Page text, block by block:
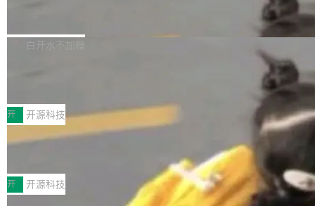
个主 agent 循环，外加一组后台 agent。这些后
库，并将作为transport接入Mooncake TENT。
MPComm将作为一种传输引擎接入Mooncake T
ENT，实现零拷贝传输性能提升30%、非零拷贝
传输性能最高提升5倍。UCL-MPComm底层基
于自研UCL-Engine通信引擎，后续腾讯网平将
持续开源更多基于UCL-Engine的高性能通信组
件。 腾讯网平团队在UCL-MPComm中实现了一
白开水不加糖
型案例入选名单》，深信服“面向企业研发场景的
开源 AI 编程平台 CoStrict 应用”凭借卓越的技术
创新与落地成效成功入选。 全链路私有化部署，
助力企业AI研发安全落地 当前，越来越多企业已
经开始引入 AI Coding 工具，通过调用公有云模
型或企业内部部署模型提升研发效率。但随着 AI
开 开源科技
深信服AI算力网关入选工信部人工智能
前不久，工业和信息化部正式发布《2025年人工
智能应用典型案例名单》，集中展示人工智能在
各领域的应用成果，覆盖技术底座、行业赋能、
开 开源科技